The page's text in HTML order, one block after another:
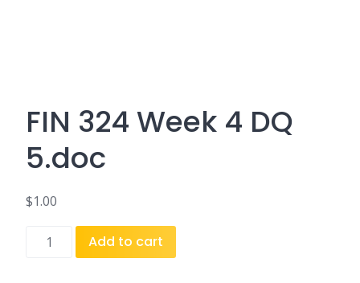
FIN 324 Week 4 DQ
5.doc
$1.00
Add to cart